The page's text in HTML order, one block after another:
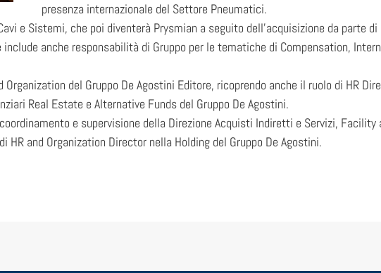
presenza internazionale del Settore Pneumatici.
e Sistemi, che poi diventerà Prysmian a seguito dell’acquisizione da parte
include anche responsabilità di Gruppo per le tematiche di Compensation,
del Gruppo De Agostini Editore, ricoprendo anche il ruolo di HR
Real Estate e Alternative Funds del Gruppo De Agostini.
e supervisione della Direzione Acquisti Indiretti e Servizi, Facility
HR and Organization Director nella Holding del Gruppo De Agostini.